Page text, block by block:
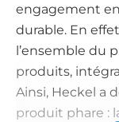
engagement
durable. En
l’ensemble du
produits,
Ainsi, Heckel a
produit phare :